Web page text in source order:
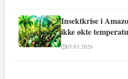
Insektkrise i
ikke økte
05.03.2026